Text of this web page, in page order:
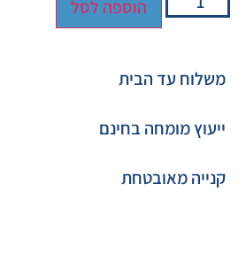
הוספה לסל
משלוח עד הבית
ייעוץ מומחה בחינם
קנייה מאובטחת